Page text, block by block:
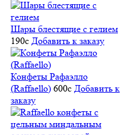
Шары блестящие с гелием
190c Добавить к заказу
Конфеты Рафаэлло
(Raffaello) 600c Добавить к
заказу